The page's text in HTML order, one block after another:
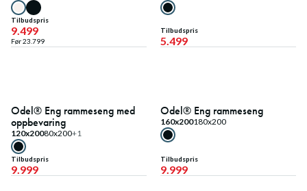
Tilbudspris
9.499
Før23.799
Tilbudspris
5.499
Fast lavpris
Odel® Eng rammeseng med
oppbevaring
120x20080x200+1
Tilbudspris
9.999
Fast lavpris
Odel® Eng rammeseng
160x200180x200
Tilbudspris
9.999